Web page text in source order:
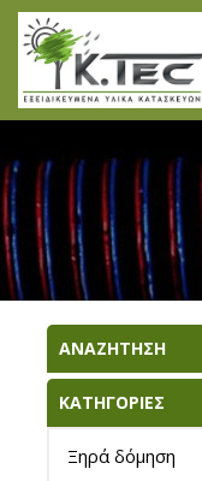
ΑΝΑΖΗΤΗΣΗ
ΚΑΤΗΓΟΡΙΕΣ
Ξηρά δόμηση